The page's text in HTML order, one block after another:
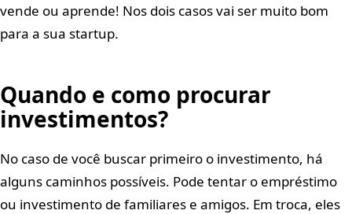
vende ou aprende! Nos dois casos vai ser muito bom
para a sua startup.
Quando e como procurar
investimentos?
No caso de você buscar primeiro o investimento, há
alguns caminhos possíveis. Pode tentar o empréstimo
ou investimento de familiares e amigos. Em troca, eles